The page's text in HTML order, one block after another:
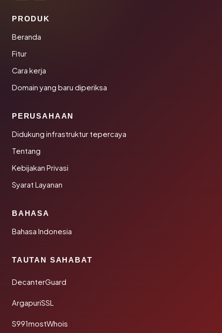
PRODUK
Beranda
Fitur
Cara kerja
Domain yang baru diperiksa
PERUSAHAAN
Didukung infrastruktur tepercaya
Tentang
Kebijakan Privasi
Syarat Layanan
BAHASA
Bahasa Indonesia
TAUTAN SAHABAT
DecanterGuard
ArgapuriSSL
S991mostWhois